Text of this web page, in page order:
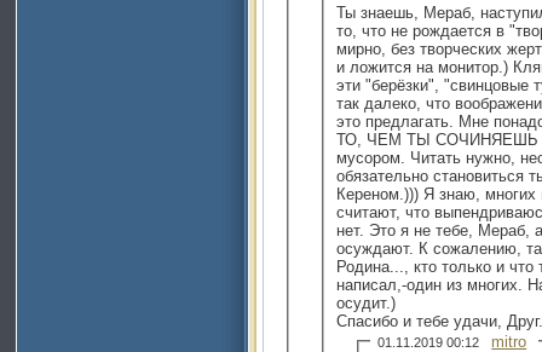
Ты знаешь, Мераб,
то, что не рождается в
мирно, без творческих
и ложится на монитор.)
эти "берёзки", "свинцовые
так далеко, что
это предлагать. Мне
ТО, ЧЕМ ТЫ СОЧИНЯЕШЬ
мусором. Читать нужно,
обязательно становиться
Кереном.))) Я знаю, многих
считают, что
нет. Это я не тебе, Мераб,
осуждают. К сожалению,
Родина..., кто только и
написал,-один из многих.
осудит.)
Спасибо и тебе удачи, Друг.
01.11.2019 00:12
mitro